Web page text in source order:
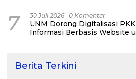
7 30 Juli 2026 0 Komentar
UNM Dorong Digitalisasi
Informasi Berbasis Website
Berita Terkini